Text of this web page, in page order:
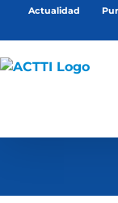
SaltarActualidad